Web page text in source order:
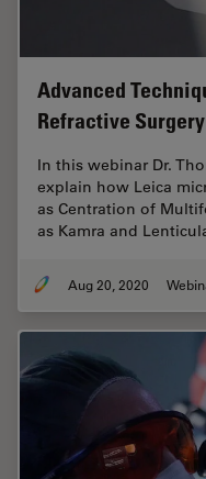
Advanced
Refractive Surgery
In this webinar Dr.
explain how Leica
as Centration of
as Kamra and
Aug 20, 2020